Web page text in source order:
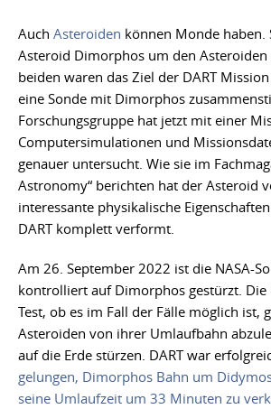
Auch Asteroiden können Monde haben.
Asteroid Dimorphos um den
beiden waren das Ziel der DART
eine Sonde mit Dimorphos
Forschungsgruppe hat jetzt mit einer
Computersimulationen und
genauer untersucht. Wie sie im
Astronomy“ berichten hat der Asteroid
interessante physikalische
DART komplett verformt.
Am 26. September 2022 ist die NASA-
kontrolliert auf Dimorphos gestürzt. Die
Test, ob es im Fall der Fälle möglich ist,
Asteroiden von ihrer Umlaufbahn
auf die Erde stürzen. DART war
gelungen, Dimorphos Bahn um
seine Umlaufzeit um 33 Minuten zu